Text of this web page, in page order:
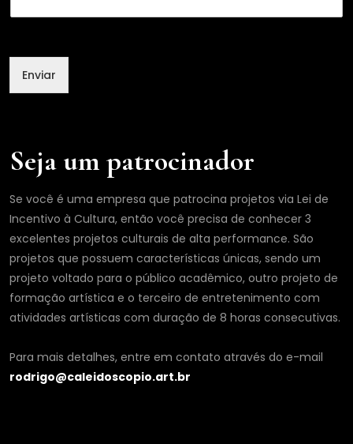
i
o
e
Enviar
Seja um patrocinador
Se você é uma empresa que patrocina projetos via Lei de
Incentivo à Cultura, então você precisa de conhecer 3
excelentes projetos culturais de alta performance. São
projetos que possuem características únicas, sendo um
projeto voltado para o público acadêmico, outro projeto de
formação artística e o terceiro de entretenimento com
atividades artísticas com duração de 8 horas consecutivas.
Para mais detalhes, entre em contato através do e-mail
rodrigo@caleidoscopio.art.br